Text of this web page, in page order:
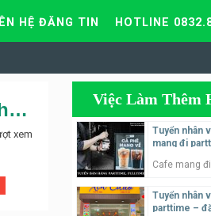
HỆ ĐĂNG TIN HOTLINE
Tuyển cộng tác viên chăm sóc khách hàng cho công ty cổ phần BKAV
xem
Việc Làm Thêm
Tuyển nhân
mang đi
Cafe mang đi
Tuyển nhân
parttime –